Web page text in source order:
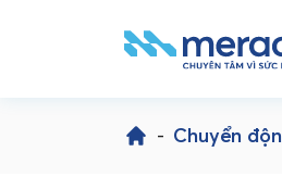
- Chuyển